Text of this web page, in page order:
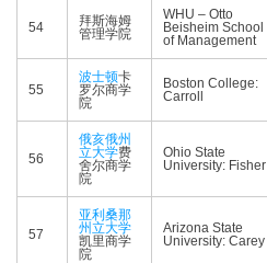
54
拜斯海姆
管理学院
WHU – Otto
Beisheim School
of Management
55
波士顿卡
罗尔商学
院
Boston College:
Carroll
56
俄亥俄州
立大学费
舍尔商学
院
Ohio State
University: Fisher
57
亚利桑那
州立大学
凯里商学
院
Arizona State
University: Carey